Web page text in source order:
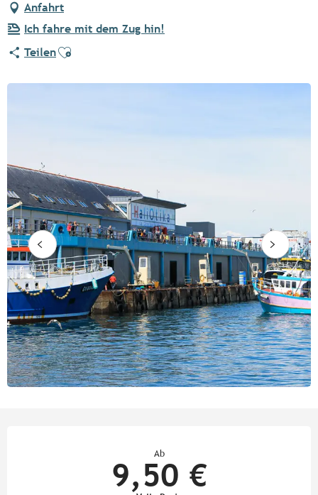
Anfahrt
Ich fahre mit dem Zug hin!
TeilenAjouter aux favoris
Ab
9,50 €